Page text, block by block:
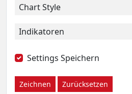
Chart Style
Indikatoren
Settings Speichern
Zeichnen Zurücksetzen